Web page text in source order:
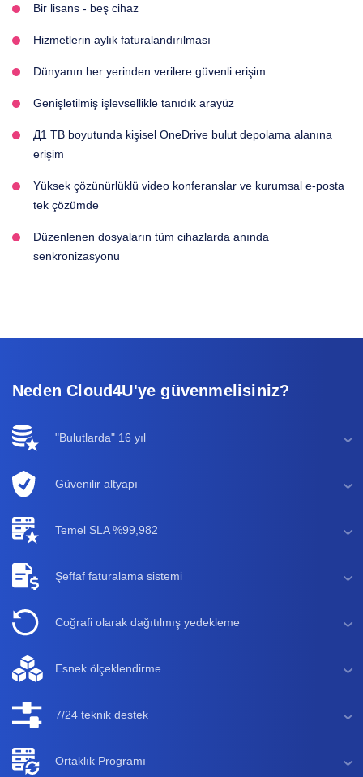
Bir lisans - beş cihaz
Hizmetlerin aylık faturalandırılması
Dünyanın her yerinden verilere güvenli erişim
Genişletilmiş işlevsellikle tanıdık arayüz
Д1 TB boyutunda kişisel OneDrive bulut depolama alanına
erişim
Yüksek çözünürlüklü video konferanslar ve kurumsal e-posta
tek çözümde
Düzenlenen dosyaların tüm cihazlarda anında
senkronizasyonu
Neden Cloud4U'ye güvenmelisiniz?
"Bulutlarda" 16 yıl
Güvenilir altyapı
Temel SLA %99,982
Şeffaf faturalama sistemi
Coğrafi olarak dağıtılmış yedekleme
Esnek ölçeklendirme
7/24 teknik destek
Ortaklık Programı